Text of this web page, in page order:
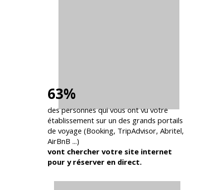
63%
des personnes qui vous ont vu votre
établissement sur un des grands portails
de voyage (Booking, TripAdvisor, Abritel,
AirBnB ...)
vont chercher votre site internet
pour y réserver en direct.